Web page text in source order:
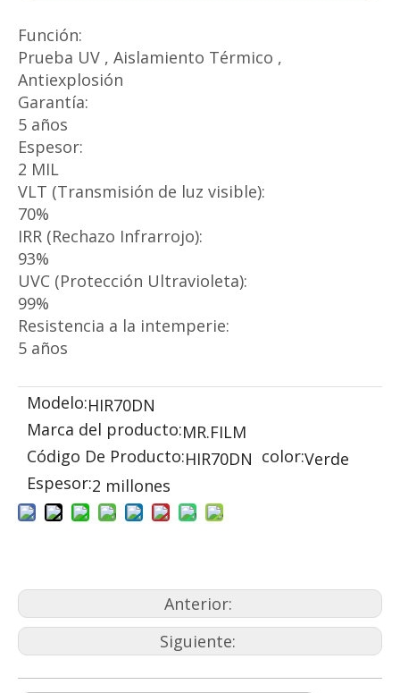
Función:
Prueba UV , Aislamiento Térmico ,
Antiexplosión
Garantía:
5 años
Espesor:
2 MIL
VLT (Transmisión de luz visible):
70%
IRR (Rechazo Infrarrojo):
93%
UVC (Protección Ultravioleta):
99%
Resistencia a la intemperie:
5 años
Modelo:HIR70DN
Marca del producto:MR.FILM
Código De Producto:HIR70DN color:Verde
Espesor:2 millones
Anterior:
Siguiente: